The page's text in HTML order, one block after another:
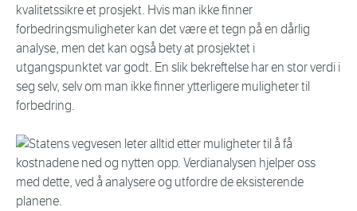
kvalitetssikre et prosjekt. Hvis man ikke finner
forbedringsmuligheter kan det være et tegn på en dårlig
analyse, men det kan også bety at prosjektet i
utgangspunktet var godt. En slik bekreftelse har en stor verdi i
seg selv, selv om man ikke finner ytterligere muligheter til
forbedring.